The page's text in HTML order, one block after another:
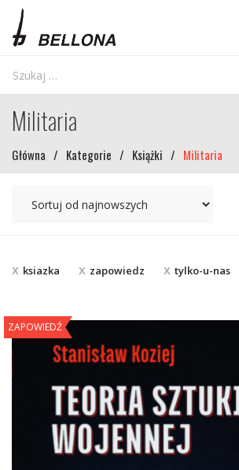
Militaria
Główna / Kategorie / Książki / Militaria
ksiazka zapowiedz tylko-u-nas
ZAPOWIEDŹ